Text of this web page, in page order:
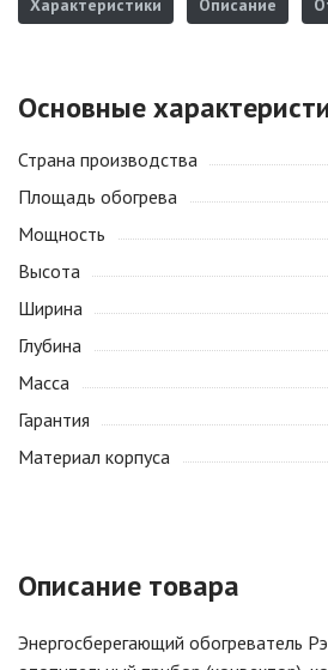
Характеристики Описание
Основные
Страна производства
Площадь обогрева
Мощность
Высота
Ширина
Глубина
Масса
Гарантия
Материал корпуса
Описание товара
Энергосберегающий обогреватель